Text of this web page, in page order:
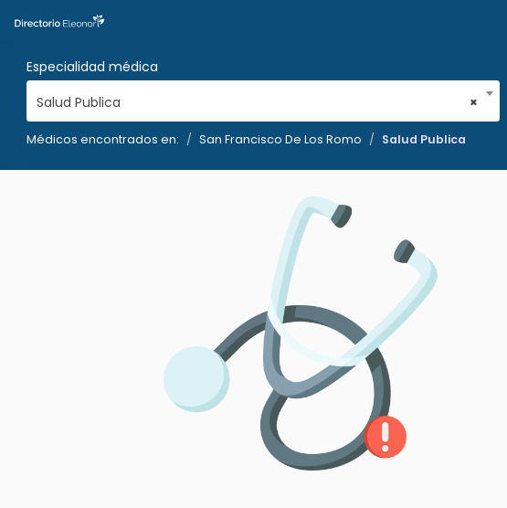
Especialidad médica
×
Salud Publica
Médicos encontrados en: San Francisco De Los Romo Salud Publica